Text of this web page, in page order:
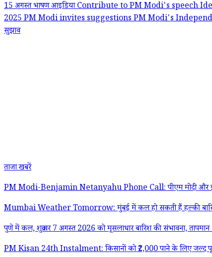
15 अगस्त भाषण आइडियाContribute to PM Modi's speech
2025PM Modi invites suggestionsPM Modi's
सुझाव
ताजा खबरें
PM Modi-Benjamin Netanyahu Phone Call: पीएम मोदी और इजरायल
Mumbai Weather Tomorrow: मुंबई में कल हो सकती हैं हल्की
पुणे में कल, शुक्रवार 7 अगस्त 2026 को मूसलाधार बारिश की संभावना,
PM Kisan 24th Instalment: किसानों को ₹2,000 पाने के लिए जल्द